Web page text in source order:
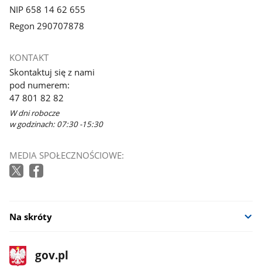
NIP 658 14 62 655
Regon 290707878
KONTAKT
Skontaktuj się z nami
pod numerem:
47 801 82 82
W dni robocze
w godzinach: 07:30 -15:30
MEDIA SPOŁECZNOŚCIOWE:
Na skróty
stopka
gov.pl
Strona
gov.pl